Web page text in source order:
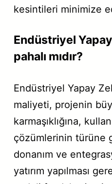
kesintileri minimize
Endüstriyel
pahalı mıdır?
Endüstriyel Yapay
maliyeti, projenin
karmaşıklığına,
çözümlerinin türüne
donanım ve
yatırım yapılması